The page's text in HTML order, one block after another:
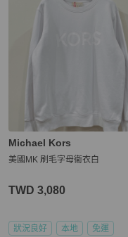
Michael Kors
美國MK 刷毛字母衞衣白
TWD 3,080
狀況良好 本地 免運